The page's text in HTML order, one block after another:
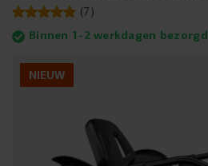
(7)
Binnen 1-2 werkdagen bezorgd
NIEUW